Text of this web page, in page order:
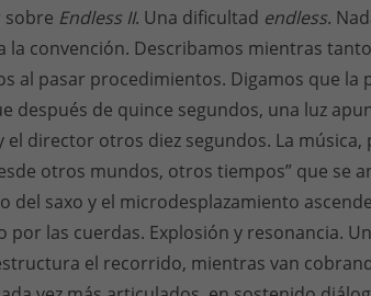
sobre Endless II. Una dificultad endless.
la convención. Describamos mientras
al pasar procedimientos. Digamos que la
después de quince segundos, una luz
el director otros diez segundos. La música,
otros mundos, otros tiempos” que se
del saxo y el microdesplazamiento
por las cuerdas. Explosión y resonancia.
el recorrido, mientras van